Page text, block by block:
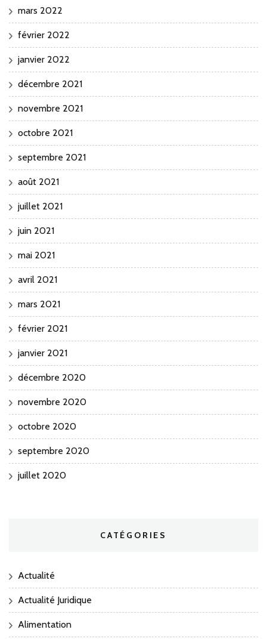
mars 2022
février 2022
janvier 2022
décembre 2021
novembre 2021
octobre 2021
septembre 2021
août 2021
juillet 2021
juin 2021
mai 2021
avril 2021
mars 2021
février 2021
janvier 2021
décembre 2020
novembre 2020
octobre 2020
septembre 2020
juillet 2020
CATÉGORIES
Actualité
Actualité Juridique
Alimentation